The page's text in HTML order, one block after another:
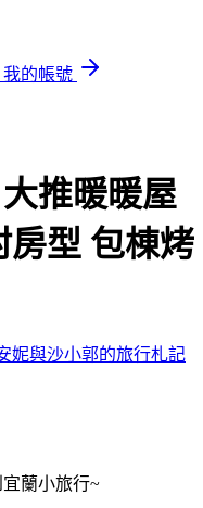
我的帳號
推暖暖屋
房型 包棟烤
妮與沙小郭的旅行札記
蘭小旅行~